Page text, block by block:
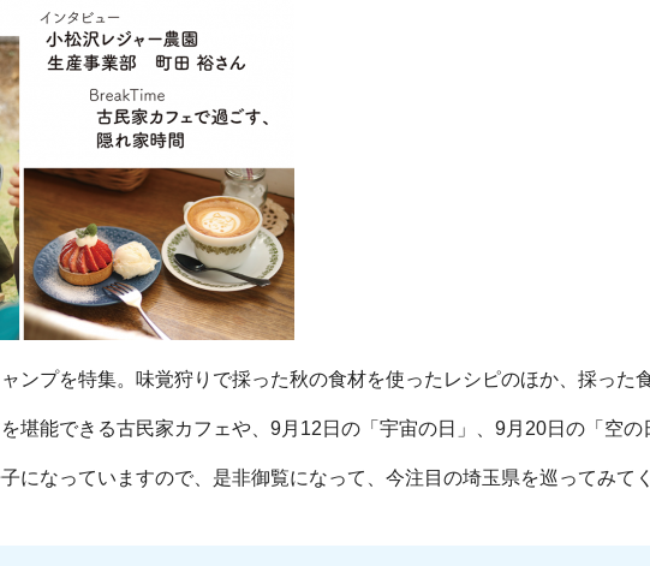
ンプを特集。味覚狩りで採った秋の食材を使ったレシピのほか、採った
堪能できる古民家カフェや、9月12日の「宇宙の日」、9月20日の「空
になっていますので、是非御覧になって、今注目の埼玉県を巡ってみて